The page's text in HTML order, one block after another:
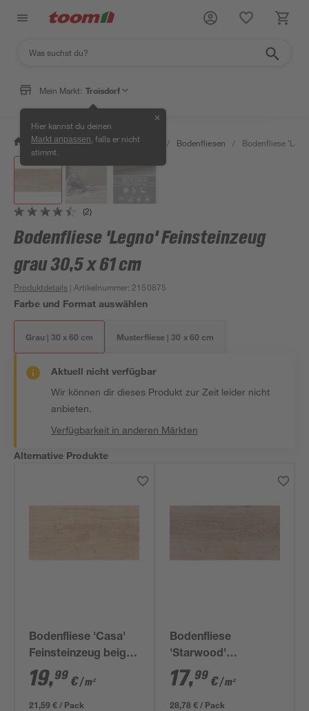
Mein Markt: Troisdorf
Hier kannst du deinen
Markt anpassen , falls er nicht
stimmt.
✕
/ Bauen & Renovieren / Fliesen / Bodenfliesen / Bodenfliese
(2)
Bodenfliese 'Legno' Feinsteinzeug
grau 30,5 x 61 cm
Produktdetails | Artikelnummer: 2150875
Farbe und Format auswählen
Grau | 30 x 60 cm Musterfliese | 30 x 60 cm
Aktuell nicht verfügbar
Wir können dir dieses Produkt zur Zeit leider nicht
anbieten.
Verfügbarkeit in anderen Märkten
Alternative Produkte
Bodenfliese 'Casa'
Feinsteinzeug beige
30 x 60 cm
19,99 €/ m²
21,59 € / Pack
Bodenfliese
'Starwood'
Feinsteinzeug braun
29,8 x 59,8 cm
17,99 €/ m²
28,78 € / Pack